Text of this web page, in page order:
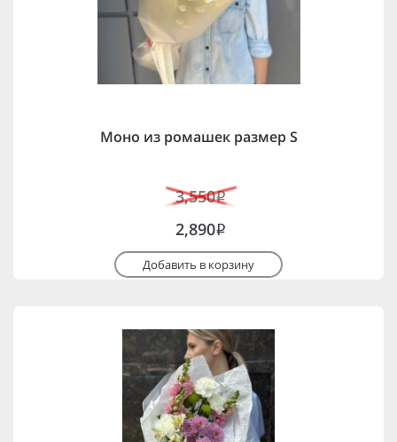
Моно из ромашек размер S
3,550i
2,890i
Добавить в корзину